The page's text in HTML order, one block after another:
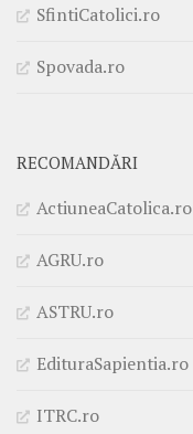
SfintiCatolici.ro
Spovada.ro
RECOMANDĂRI
ActiuneaCatolica.ro
AGRU.ro
ASTRU.ro
EdituraSapientia.ro
ITRC.ro